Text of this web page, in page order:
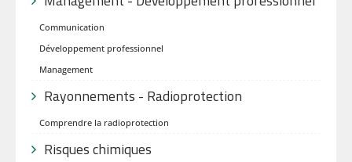
Communication
Développement professionnel
Management
Rayonnements - Radioprotection
Comprendre la radioprotection
Risques chimiques